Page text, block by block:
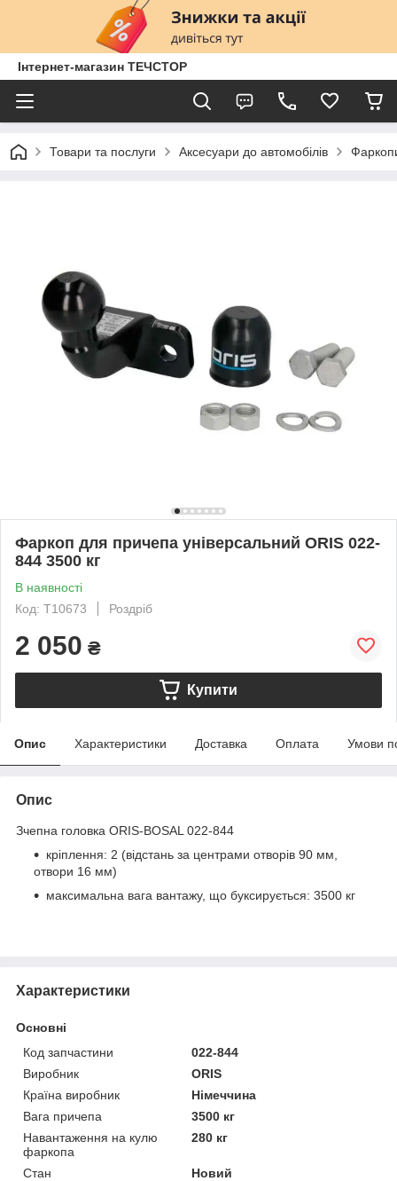
Інтернет-магазин ТЕЧСТОР
Товари та послуги Аксесуари до автомобілів
Фаркоп для причепа універсальний ORIS 022-
844 3500 кг
В наявності
Код: T10673
Роздріб
2 050 ₴
Купити
Опис Характеристики Доставка Оплата Умови
Опис
Зчепна головка ORIS-BOSAL 022-844
кріплення: 2 (відстань за центрами отворів 90 мм,
отвори 16 мм)
максимальна вага вантажу, що буксирується: 3500 кг
Характеристики
Основні
Код запчастини
022-844
Виробник
ORIS
Країна виробник
Німеччина
Вага причепа
3500 кг
Навантаження на кулю
фаркопа
280 кг
Стан
Новий